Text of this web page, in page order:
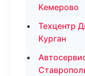
Кемерово
Техцентр
Курган